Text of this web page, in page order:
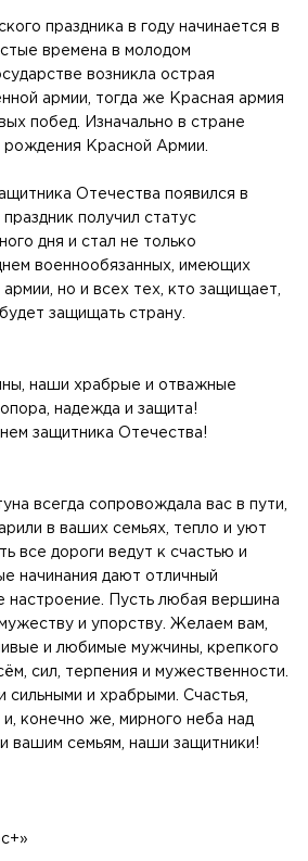
праздника в году начинается в
времена в молодом
возникла острая
армии, тогда же Красная армия
побед. Изначально в стране
Красной Армии.
Отечества появился в
получил статус
дня и стал не только
военнообязанных, имеющих
но и всех тех, кто защищает,
защищать страну.
наши храбрые и отважные
надежда и защита!
защитника Отечества!
всегда сопровождала вас в пути,
в ваших семьях, тепло и уют
все дороги ведут к счастью и
начинания дают отличный
настроение. Пусть любая вершина
и упорству. Желаем вам,
и любимые мужчины, крепкого
сил, терпения и мужественности.
сильными и храбрыми. Счастья,
конечно же, мирного неба над
вашим семьям, наши защитники!